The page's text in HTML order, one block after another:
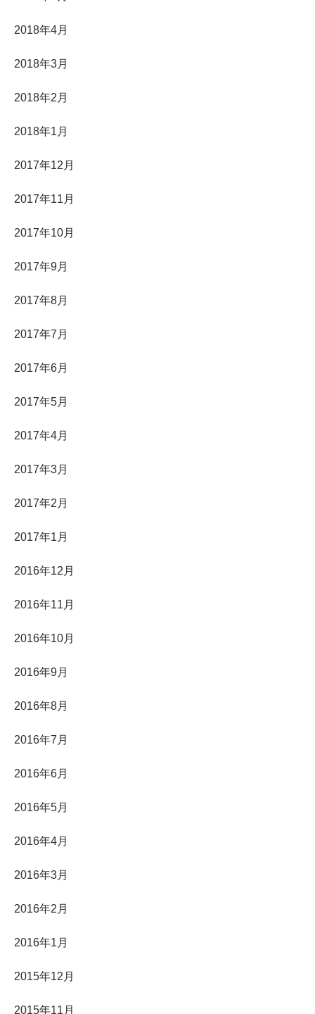
2018年4月
2018年3月
2018年2月
2018年1月
2017年12月
2017年11月
2017年10月
2017年9月
2017年8月
2017年7月
2017年6月
2017年5月
2017年4月
2017年3月
2017年2月
2017年1月
2016年12月
2016年11月
2016年10月
2016年9月
2016年8月
2016年7月
2016年6月
2016年5月
2016年4月
2016年3月
2016年2月
2016年1月
2015年12月
2015年11月